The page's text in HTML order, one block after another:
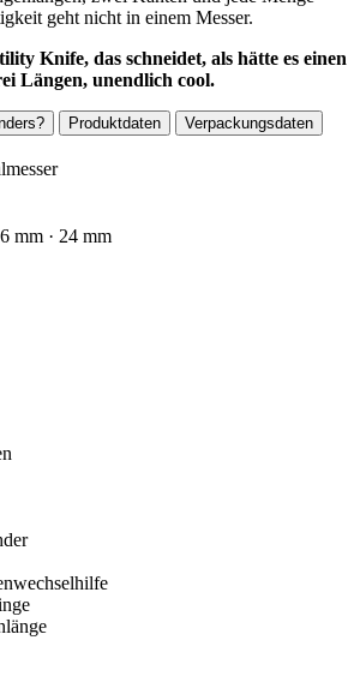
geht nicht in einem Messer.
Knife, das schneidet, als hätte es einen
Längen, unendlich cool.
Produktdaten Verpackungsdaten
mm · 24 mm